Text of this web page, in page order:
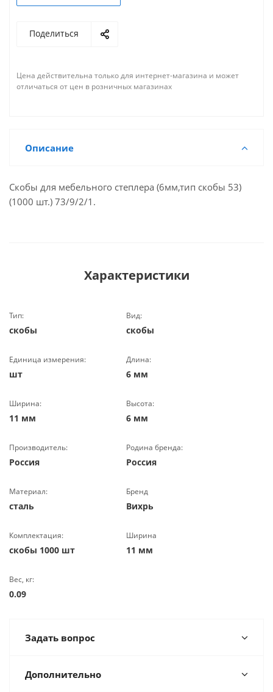
Поделиться
Цена действительна только для интернет-магазина и может
отличаться от цен в розничных магазинах
Описание
Скобы для мебельного степлера (6мм,тип скобы 53)
(1000 шт.) 73/9/2/1.
Характеристики
Тип:
скобы
Вид:
скобы
Единица измерения:
шт
Длина:
6 мм
Ширина:
11 мм
Высота:
6 мм
Производитель:
Россия
Родина бренда:
Россия
Материал:
сталь
Бренд
Вихрь
Комплектация:
скобы 1000 шт
Ширина
11 мм
Вес, кг:
0.09
Задать вопрос
Дополнительно